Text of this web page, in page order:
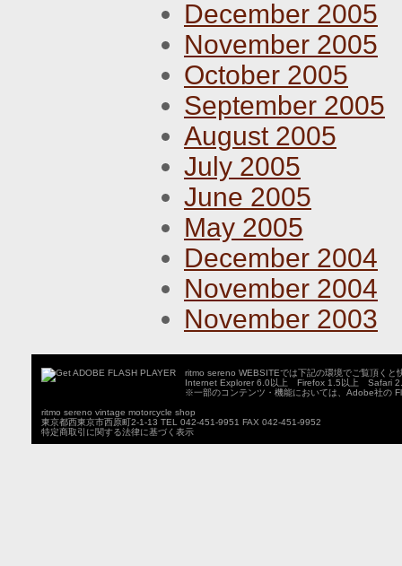
December 2005
November 2005
October 2005
September 2005
August 2005
July 2005
June 2005
May 2005
December 2004
November 2004
November 2003
ritmo sereno WEBSITEでは下記の環境でご覧頂くと
Internet Explorer 6.0以上 Firefox 1.5以上 Safari
※一部のコンテンツ・機能においては、Adobe社の
ritmo sereno vintage motorcycle shop
東京都西東京市西原町2-1-13 TEL 042-451-9951 FAX 042-451-9952
特定商取引に関する法律に基づく表示